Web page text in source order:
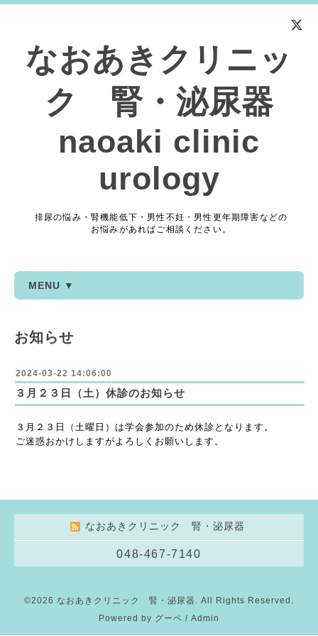
なおあきクリニッ
ク 腎・泌尿器
naoaki clinic
urology
排尿の悩み・腎機能低下・男性不妊・男性更年期障害などの
お悩みがあればご相談ください。
MENU ▼
お知らせ
2024-03-22 14:06:00
３月２３日（土）休診のお知らせ
３月２３日（土曜日）は学会参加のため休診となります。
ご迷惑おかけしますがよろしくお願いします。
なおあきクリニック 腎・泌尿器
048-467-7140
©2026 なおあきクリニック 腎・泌尿器 . All Rights Reserved.
Powered by グーペ / Admin